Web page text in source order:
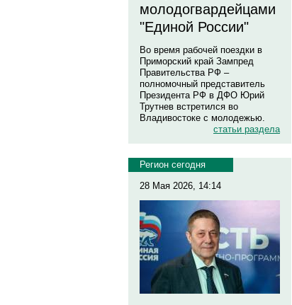
молодогвардейцами
"Единой России"
Во время рабочей поездки в
Приморский край Зампред
Правительства РФ –
полномочный представитель
Президента РФ в ДФО Юрий
Трутнев встретился во
Владивостоке с молодежью.
статьи раздела
Регион сегодня
28 Мая 2026, 14:14